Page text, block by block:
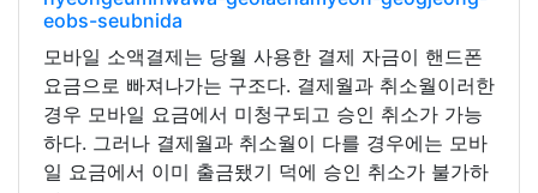
eobs-seubnida
모바일 소액결제는 당월 사용한 결제 자금이 핸드폰
요금으로 빠져나가는 구조다. 결제월과 취소월이러한
경우 모바일 요금에서 미청구되고 승인 취소가 가능
하다. 그러나 결제월과 취소월이 다를 경우에는 모바
일 요금에서 이미 출금됐기 덕에 승인 취소가 불가하